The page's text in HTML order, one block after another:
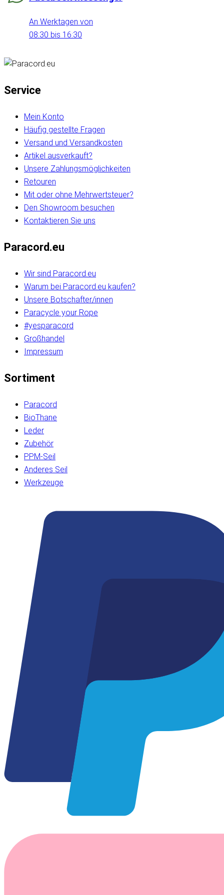
An Werktagen von
08:30 bis 16:30
Service
Mein Konto
Häufig gestellte Fragen
Versand und Versandkosten
Artikel ausverkauft?
Unsere Zahlungsmöglichkeiten
Retouren
Mit oder ohne Mehrwertsteuer?
Den Showroom besuchen
Kontaktieren Sie uns
Paracord.eu
Wir sind Paracord.eu
Warum bei Paracord.eu kaufen?
Unsere Botschafter/innen
Paracycle your Rope
#yesparacord
Großhandel
Impressum
Sortiment
Paracord
BioThane
Leder
Zubehör
PPM-Seil
Anderes Seil
Werkzeuge